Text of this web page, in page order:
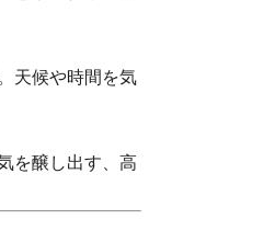
天候や時間を気
を醸し出す、高